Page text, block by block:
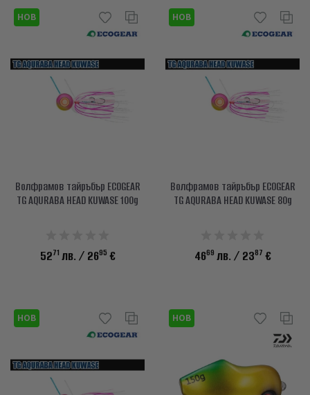
НОВ
Волфрамов тайръбър ECOGEAR
TG AQURABA HEAD KUWASE 100g
5271 лв. / 2695 €
НОВ
Волфрамов тайръбър ECOGEAR
TG AQURABA HEAD KUWASE 80g
4669 лв. / 2387 €
НОВ НОВ